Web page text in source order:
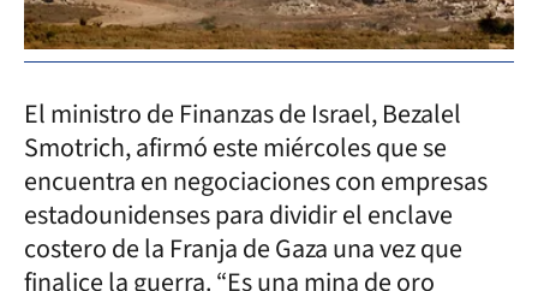
El ministro de Finanzas de Israel, Bezalel
Smotrich, afirmó este miércoles que se
encuentra en negociaciones con empresas
estadounidenses para dividir el enclave
costero de la Franja de Gaza una vez que
finalice la guerra. “Es una mina de oro